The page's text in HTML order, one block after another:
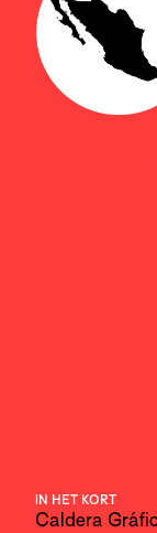
IN HET KORT
Caldera